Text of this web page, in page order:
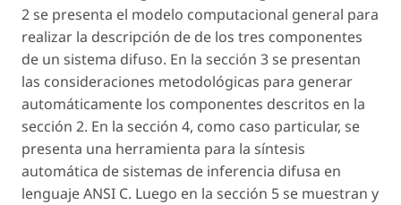
2 se presenta el modelo computacional general para
realizar la descripción de de los tres componentes
de un sistema difuso. En la sección 3 se presentan
las consideraciones metodológicas para generar
automáticamente los componentes descritos en la
sección 2. En la sección 4, como caso particular, se
presenta una herramienta para la síntesis
automática de sistemas de inferencia difusa en
lenguaje ANSI C. Luego en la sección 5 se muestran y